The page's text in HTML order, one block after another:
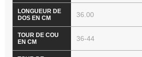
36.00
36-44